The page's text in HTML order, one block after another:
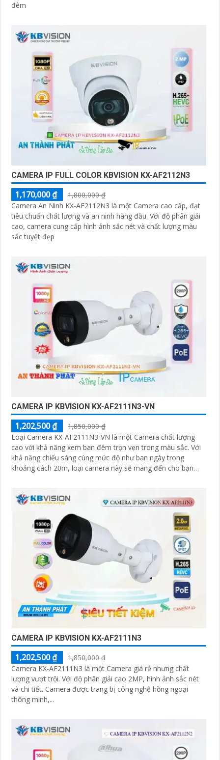
đêm
CAMERA IP FULL COLOR KBVISION KX-AF2112N3
1,170,000 ₫
1,800,000 ₫
Camera An Ninh KX-AF2112N3 là một Camera cao cấp, đạt
tiêu chuẩn chất lượng và an ninh hàng đầu. Với độ phân giải
cao, camera cung cấp hình ảnh sắc nét và chất lượng màu
sắc tuyệt đẹp
CAMERA IP KBVISION KX-AF2111N3-VN
1,202,500 ₫
1,850,000 ₫
Loại Camera KX-AF2111N3-VN là một Camera chất lượng
cao với khả năng xem ban đêm trọn vẹn trong màu sắc. Với
khả năng chiếu sáng cùng mức độ như ban ngày trong
khoảng cách 20m, loại camera này sẽ mang đến cho bạn
CAMERA IP KBVISION KX-AF2111N3
1,202,500 ₫
1,850,000 ₫
Camera KX-AF2111N3 là một Camera giá rẻ nhưng chất
lượng vượt trội. Với độ phân giải cao 2MP, hình ảnh sắc nét
và chi tiết. Camera được trang bị công nghệ hồng ngoại
thông minh,...